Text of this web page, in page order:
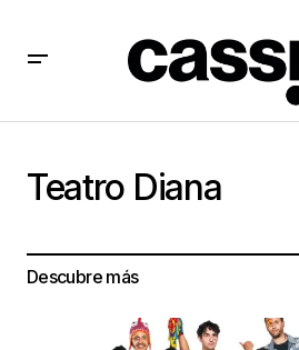
Teatro Diana
Descubre más